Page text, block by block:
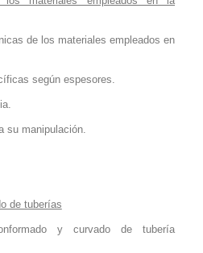
de los materiales empleados en
según espesores.
su manipulación.
de tuberías
y curvado de tubería